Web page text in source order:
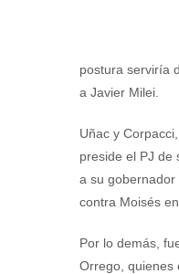
postura serviría
a Javier Milei.
Uñac y
preside el PJ de
a su
contra Moisés
Por lo demás,
Orrego, quienes